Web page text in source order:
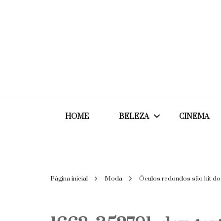
HOME BELEZA CINEMA
Página inicial Moda Óculos redondos são hit do